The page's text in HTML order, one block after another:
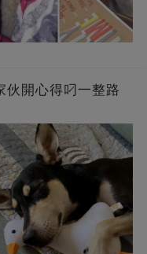
伙開心得叼一整路